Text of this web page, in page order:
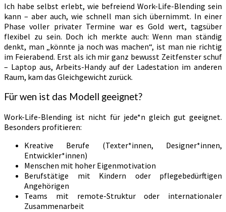
Ich habe selbst erlebt, wie befreiend Work-Life-Blending sein
kann – aber auch, wie schnell man sich übernimmt. In einer
Phase voller privater Termine war es Gold wert, tagsüber
flexibel zu sein. Doch ich merkte auch: Wenn man ständig
denkt, man „könnte ja noch was machen“, ist man nie richtig
im Feierabend. Erst als ich mir ganz bewusst Zeitfenster schuf
– Laptop aus, Arbeits-Handy auf der Ladestation im anderen
Raum, kam das Gleichgewicht zurück.
Für wen ist das Modell geeignet?
Work-Life-Blending ist nicht für jede*n gleich gut geeignet.
Besonders profitieren:
Kreative Berufe (Texter*innen, Designer*innen,
Entwickler*innen)
Menschen mit hoher Eigenmotivation
Berufstätige mit Kindern oder pflegebedürftigen
Angehörigen
Teams mit remote-Struktur oder internationaler
Zusammenarbeit